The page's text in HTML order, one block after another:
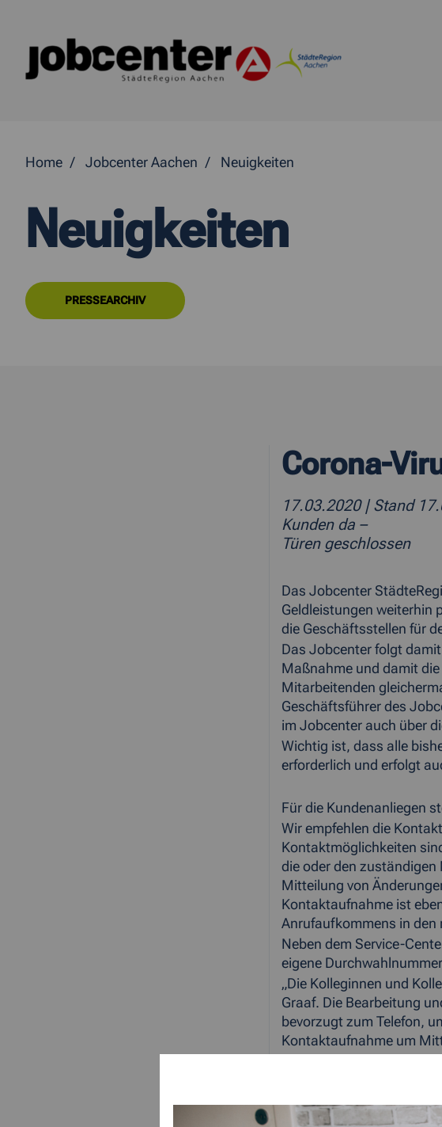
Home Jobcenter Aachen Neuigkeiten
Neuigkeiten
PRESSEARCHIV
Corona-
17.03.2020 | Stand
Kunden da –
Türen geschlossen
Das Jobcenter
Geldleistungen weiterhin
die Geschäftsstellen für
Das Jobcenter folgt
Maßnahme und damit
Mitarbeitenden
Geschäftsführer des
im Jobcenter auch über
Wichtig ist, dass alle
erforderlich und erfolgt
Für die Kundenanliegen
Wir empfehlen die
Kontaktmöglichkeiten
die oder den
Mitteilung von
Kontaktaufnahme ist
Anrufaufkommens in den
Neben dem Service-
eigene
„Die Kolleginnen und
Graaf. Die Bearbeitung
bevorzugt zum Telefon,
Kontaktaufnahme um
Für einige Anliegen wie
Unterkunftskosten
selbstverständlich auch
Fällen, in denen bisher